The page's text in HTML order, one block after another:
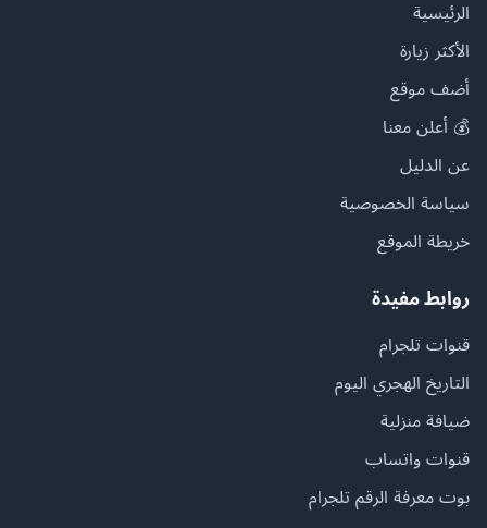
الرئيسية
الأكثر زيارة
أضف موقع
💰 أعلن معنا
عن الدليل
سياسة الخصوصية
خريطة الموقع
روابط مفيدة
قنوات تلجرام
التاريخ الهجري اليوم
ضيافة منزلية
قنوات واتساب
بوت معرفة الرقم تلجرام